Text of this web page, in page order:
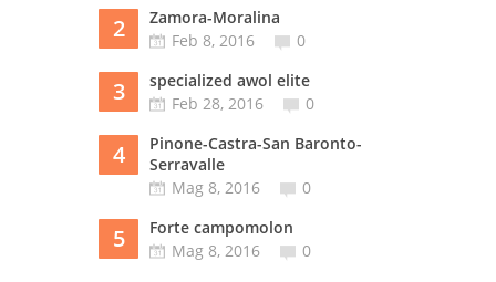
2
Zamora-Moralina
Feb 8, 2016
0
3
specialized awol elite
Feb 28, 2016
0
4
Pinone-Castra-San Baronto-
Serravalle
Mag 8, 2016
0
5
Forte campomolon
Mag 8, 2016
0